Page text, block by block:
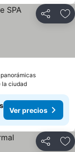
Compartir
la ciudad
Ver precios
Compartir